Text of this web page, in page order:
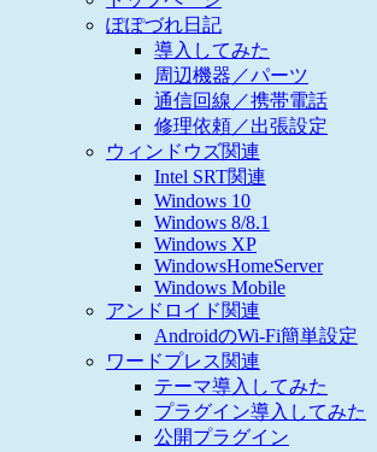
ぽぽづれ日記
導入してみた
周辺機器／パーツ
通信回線／携帯電話
修理依頼／出張設定
ウィンドウズ関連
Intel SRT関連
Windows 10
Windows 8/8.1
Windows XP
WindowsHomeServer
Windows Mobile
アンドロイド関連
AndroidのWi-Fi簡単設定
ワードプレス関連
テーマ導入してみた
プラグイン導入してみた
公開プラグイン